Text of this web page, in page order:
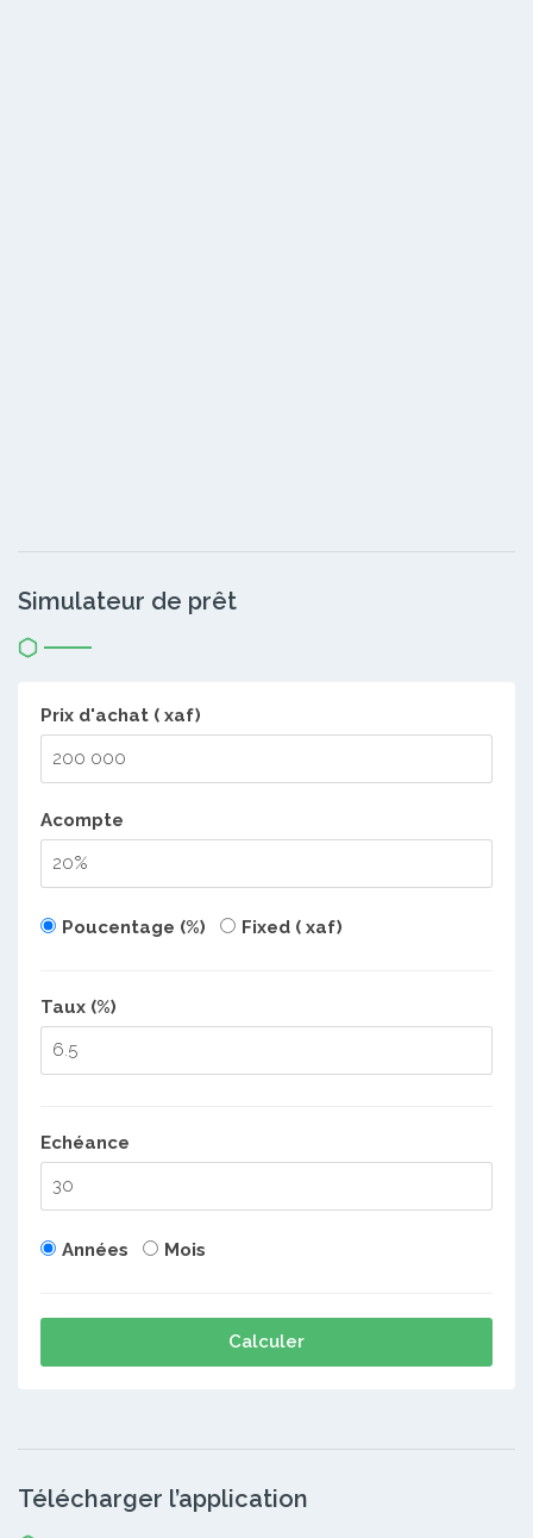
Simulateur de prêt
Prix d'achat ( xaf)
Acompte
Poucentage (%) Fixed ( xaf)
Taux (%)
Echéance
Années Mois
Calculer
Télécharger l’application